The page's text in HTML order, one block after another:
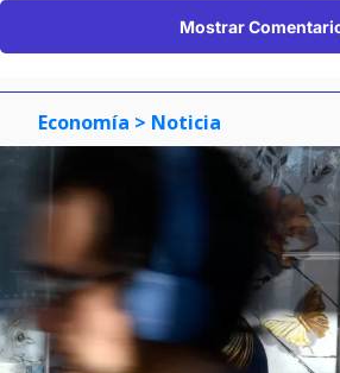
Mostrar
Economía > Noticia